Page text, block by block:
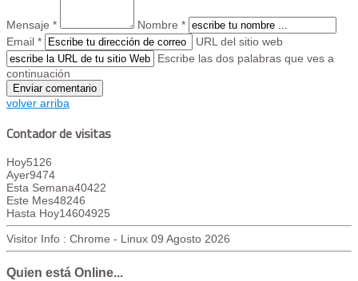
Mensaje *
Nombre *
Email *
URL del sitio web
Escribe las dos palabras que ves a
continuación
volver arriba
Contador de visitas
Hoy5126
Ayer9474
Esta Semana40422
Este Mes48246
Hasta Hoy14604925
Visitor Info : Chrome - Linux 09 Agosto 2026
Quien está Online...